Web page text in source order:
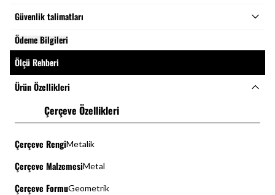
Güvenlik talimatları
Ödeme Bilgileri
Ölçü Rehberi
Ürün Özellikleri
Çerçeve Özellikleri
Çerçeve RengiMetalik
Çerçeve MalzemesiMetal
Çerçeve FormuGeometrik